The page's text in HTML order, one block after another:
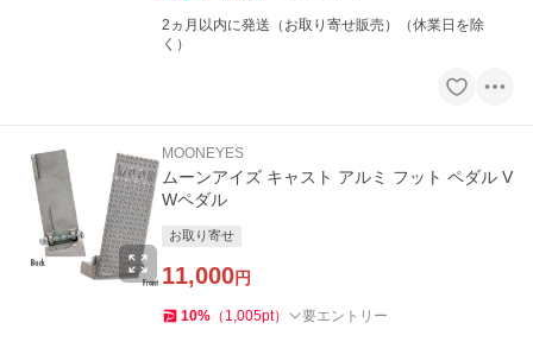
2ヵ月以内に発送（お取り寄せ販売）（休業日を除
く）
MOONEYES
ムーンアイズ キャスト アルミ フット ペダル V
Wペダル
お取り寄せ
11,000円
10% （ 1,005pt） 要エントリー